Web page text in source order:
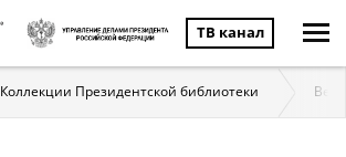
ТВ канал
Коллекции Президентской библиотеки